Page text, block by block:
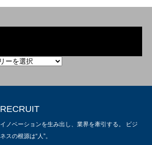
RECRUIT
イノベーションを生み出し、業界を牽引する。 ビジ
ネスの根源は“人”。